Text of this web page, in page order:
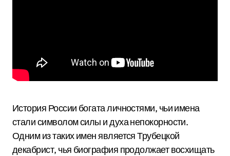
История России богата личностями, чьи имена
стали символом силы и духа непокорности.
Одним из таких имен является Трубецкой
декабрист, чья биография продолжает восхищать